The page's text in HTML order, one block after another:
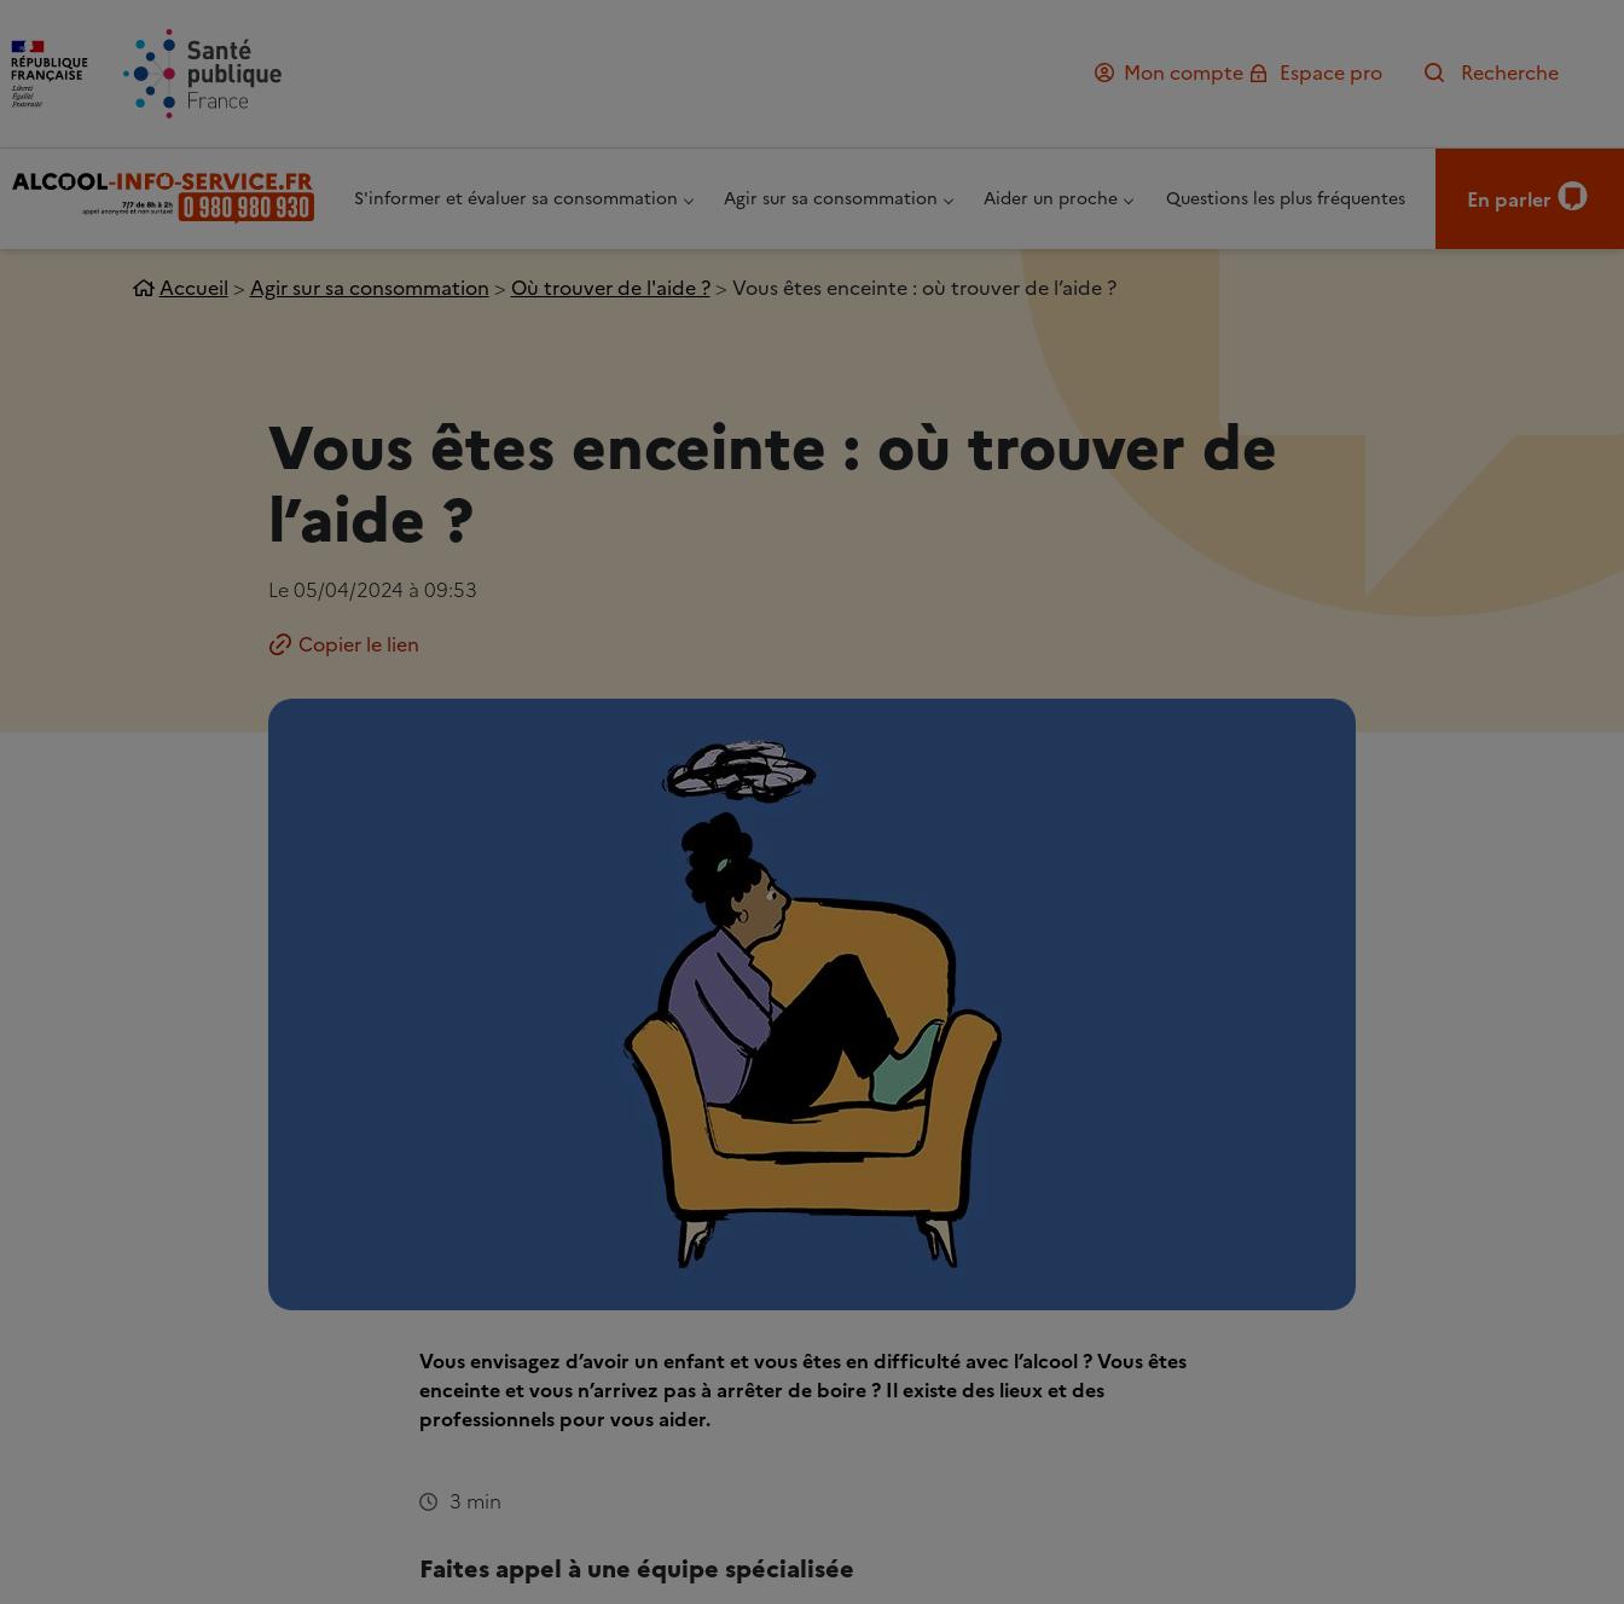
Mon compte
Espace pro Recherche
S'informer et évaluer sa consommation Agir sur sa consommation Aider un proche Questions les plus fréquentes En parler
Accueil Agir sur sa consommation Où trouver de l'aide ? Vous êtes enceinte : où trouver de l’aide ?
Vous êtes enceinte : où trouver de
l’aide ?
Le 05/04/2024 à 09:53
Copier le lien
Vous envisagez d’avoir un enfant et vous êtes en difficulté avec l’alcool ? Vous êtes
enceinte et vous n’arrivez pas à arrêter de boire ? Il existe des lieux et des
professionnels pour vous aider.
3 min
Faites appel à une équipe spécialisée